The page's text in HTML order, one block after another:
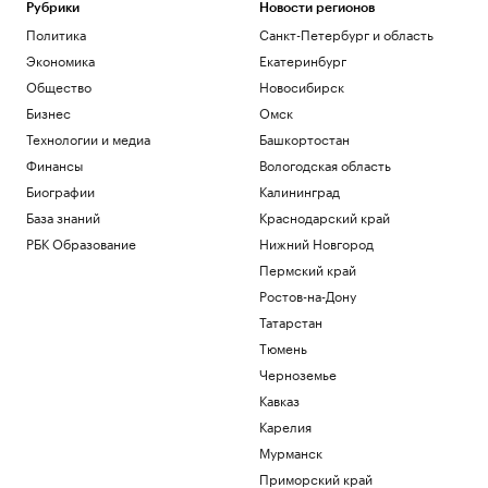
Рубрики
Политика
Экономика
Общество
Бизнес
Технологии и медиа
Финансы
Биографии
База знаний
РБК Образование
Новости регионов
Санкт-Петербург и область
Екатеринбург
Новосибирск
Омск
Башкортостан
Вологодская область
Калининград
Краснодарский край
Нижний Новгород
Пермский край
Ростов-на-Дону
Татарстан
Тюмень
Черноземье
Кавказ
Карелия
Мурманск
Приморский край